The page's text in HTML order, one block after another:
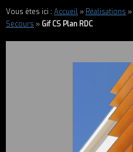
Vous êtes ici : Accueil» Réalisations »
Secours » Gif CS Plan RDC